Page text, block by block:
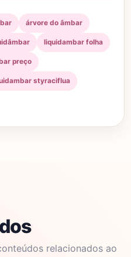
árvore do âmbar
liquidambar folha
preço
styraciflua
relacionados ao